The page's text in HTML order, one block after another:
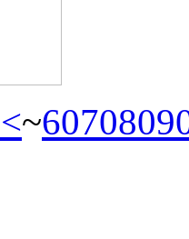
<~607080